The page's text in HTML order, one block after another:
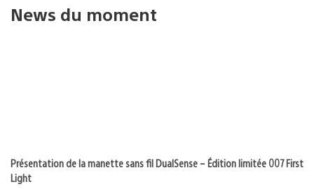
News du moment
Présentation de la manette sans fil DualSense – Édition limitée 007 First
Light